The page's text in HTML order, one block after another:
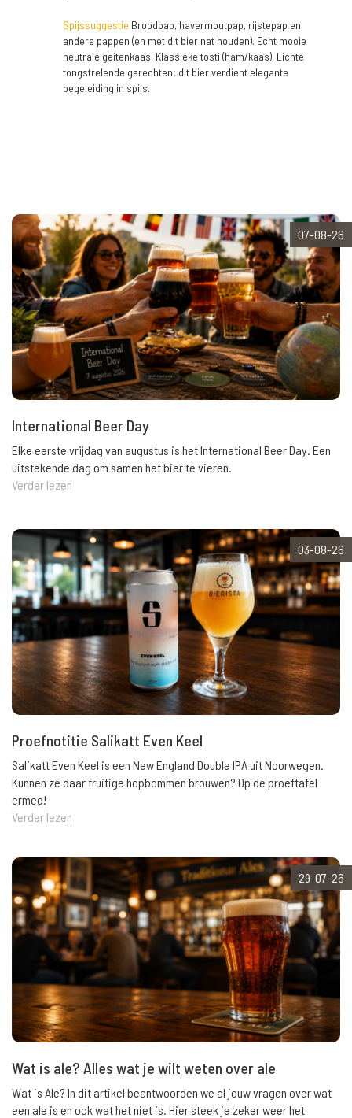
Spijssuggestie Broodpap, havermoutpap, rijstepap en
andere pappen (en met dit bier nat houden). Echt mooie
neutrale geitenkaas. Klassieke tosti (ham/kaas). Lichte
tongstrelende gerechten; dit bier verdient elegante
begeleiding in spijs.
07-08-26
International Beer Day
Elke eerste vrijdag van augustus is het International Beer Day. Een
uitstekende dag om samen het bier te vieren.
Verder lezen
03-08-26
Proefnotitie Salikatt Even Keel
Salikatt Even Keel is een New England Double IPA uit Noorwegen.
Kunnen ze daar fruitige hopbommen brouwen? Op de proeftafel
ermee!
Verder lezen
29-07-26
Wat is ale? Alles wat je wilt weten over ale
Wat is Ale? In dit artikel beantwoorden we al jouw vragen over wat
een ale is en ook wat het niet is. Hier steek je zeker weer het